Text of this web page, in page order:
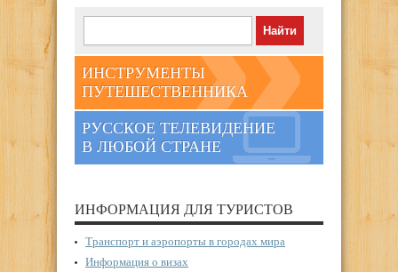
ИНСТРУМЕНТЫ
ПУТЕШЕСТВЕННИКА
РУССКОЕ ТЕЛЕВИДЕНИЕ
В ЛЮБОЙ СТРАНЕ
ИНФОРМАЦИЯ ДЛЯ ТУРИСТОВ
Транспорт и аэропорты в городах мира
Информация о визах